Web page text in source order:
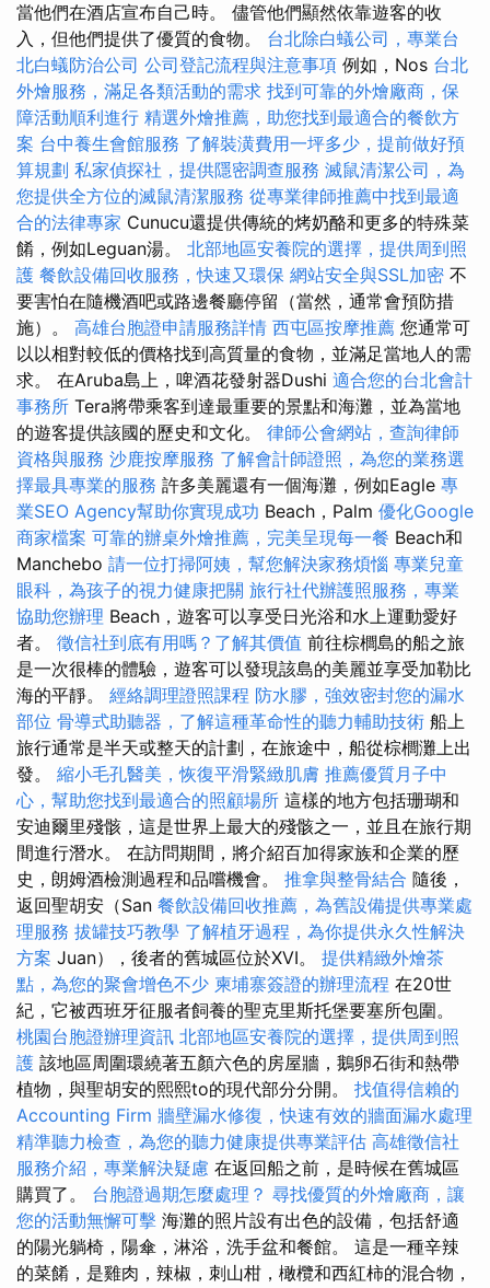
當他們在酒店宣布自己時。 儘管他們顯然依靠遊客的收
入，但他們提供了優質的食物。 台北除白蟻公司，專業台
北白蟻防治公司 公司登記流程與注意事項 例如，Nos 台北
外燴服務，滿足各類活動的需求 找到可靠的外燴廠商，保
障活動順利進行 精選外燴推薦，助您找到最適合的餐飲方
案 台中養生會館服務 了解裝潢費用一坪多少，提前做好預
算規劃 私家偵探社，提供隱密調查服務 滅鼠清潔公司，為
您提供全方位的滅鼠清潔服務 從專業律師推薦中找到最適
合的法律專家 Cunucu還提供傳統的烤奶酪和更多的特殊菜
餚，例如Leguan湯。 北部地區安養院的選擇，提供周到照
護 餐飲設備回收服務，快速又環保 網站安全與SSL加密 不
要害怕在隨機酒吧或路邊餐廳停留（當然，通常會預防措
施）。 高雄台胞證申請服務詳情 西屯區按摩推薦 您通常可
以以相對較低的價格找到高質量的食物，並滿足當地人的需
求。 在Aruba島上，啤酒花發射器Dushi 適合您的台北會計
事務所 Tera將帶乘客到達最重要的景點和海灘，並為當地
的遊客提供該國的歷史和文化。 律師公會網站，查詢律師
資格與服務 沙鹿按摩服務 了解會計師證照，為您的業務選
擇最具專業的服務 許多美麗還有一個海灘，例如Eagle 專
業SEO Agency幫助你實現成功 Beach，Palm 優化Google
商家檔案 可靠的辦桌外燴推薦，完美呈現每一餐 Beach和
Manchebo 請一位打掃阿姨，幫您解決家務煩惱 專業兒童
眼科，為孩子的視力健康把關 旅行社代辦護照服務，專業
協助您辦理 Beach，遊客可以享受日光浴和水上運動愛好
者。 徵信社到底有用嗎？了解其價值 前往棕櫚島的船之旅
是一次很棒的體驗，遊客可以發現該島的美麗並享受加勒比
海的平靜。 經絡調理證照課程 防水膠，強效密封您的漏水
部位 骨導式助聽器，了解這種革命性的聽力輔助技術 船上
旅行通常是半天或整天的計劃，在旅途中，船從棕櫚灘上出
發。 縮小毛孔醫美，恢復平滑緊緻肌膚 推薦優質月子中
心，幫助您找到最適合的照顧場所 這樣的地方包括珊瑚和
安迪爾里殘骸，這是世界上最大的殘骸之一，並且在旅行期
間進行潛水。 在訪問期間，將介紹百加得家族和企業的歷
史，朗姆酒檢測過程和品嚐機會。 推拿與整骨結合 隨後，
返回聖胡安（San 餐飲設備回收推薦，為舊設備提供專業處
理服務 拔罐技巧教學 了解植牙過程，為你提供永久性解決
方案 Juan），後者的舊城區位於XVI。 提供精緻外燴茶
點，為您的聚會增色不少 柬埔寨簽證的辦理流程 在20世
紀，它被西班牙征服者飼養的聖克里斯托堡要塞所包圍。
桃園台胞證辦理資訊 北部地區安養院的選擇，提供周到照
護 該地區周圍環繞著五顏六色的房屋牆，鵝卵石街和熱帶
植物，與聖胡安的熙熙to的現代部分分開。 找值得信賴的
Accounting Firm 牆壁漏水修復，快速有效的牆面漏水處理
精準聽力檢查，為您的聽力健康提供專業評估 高雄徵信社
服務介紹，專業解決疑慮 在返回船之前，是時候在舊城區
購買了。 台胞證過期怎麼處理？ 尋找優質的外燴廠商，讓
您的活動無懈可擊 海灘的照片設有出色的設備，包括舒適
的陽光躺椅，陽傘，淋浴，洗手盆和餐館。 這是一種辛辣
的菜餚，是雞肉，辣椒，刺山柑，橄欖和西紅柿的混合物，